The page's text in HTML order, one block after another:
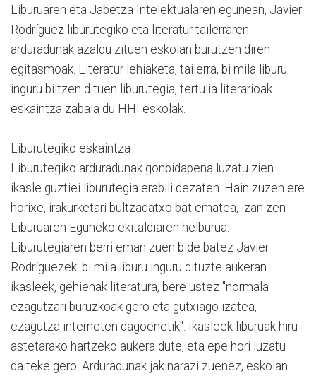
Liburuaren eta Jabetza Intelektualaren egunean, Javier
Rodríguez liburutegiko eta literatur tailerraren
arduradunak azaldu zituen eskolan burutzen diren
egitasmoak. Literatur lehiaketa, tailerra, bi mila liburu
inguru biltzen dituen liburutegia, tertulia literarioak...
eskaintza zabala du HHI eskolak.
Liburutegiko eskaintza
Liburutegiko arduradunak gonbidapena luzatu zien
ikasle guztiei liburutegia erabili dezaten. Hain zuzen ere
horixe, irakurketari bultzadatxo bat ematea, izan zen
Liburuaren Eguneko ekitaldiaren helburua.
Liburutegiaren berri eman zuen bide batez Javier
Rodríguezek: bi mila liburu inguru dituzte aukeran
ikasleek, gehienak literatura, bere ustez "normala
ezagutzari buruzkoak gero eta gutxiago izatea,
ezagutza interneten dagoenetik". Ikasleek liburuak hiru
astetarako hartzeko aukera dute, eta epe hori luzatu
daiteke gero. Arduradunak jakinarazi zuenez, eskolan